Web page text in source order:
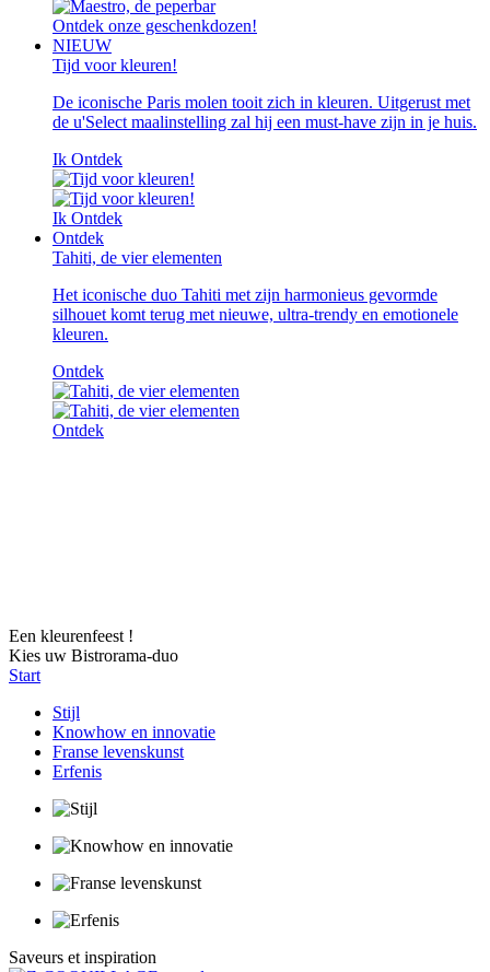
Ontdek onze geschenkdozen!
NIEUW
Tijd voor kleuren!
De iconische Paris molen tooit zich in kleuren. Uitgerust met
de u'Select maalinstelling zal hij een must-have zijn in je huis.
Ik Ontdek
Ik Ontdek
Ontdek
Tahiti, de vier elementen
Het iconische duo Tahiti met zijn harmonieus gevormde
silhouet komt terug met nieuwe, ultra-trendy en emotionele
kleuren.
Ontdek
Ontdek
Een kleurenfeest !
Kies uw Bistrorama-duo
Start
Stijl
Knowhow en innovatie
Franse levenskunst
Erfenis
Saveurs et inspiration